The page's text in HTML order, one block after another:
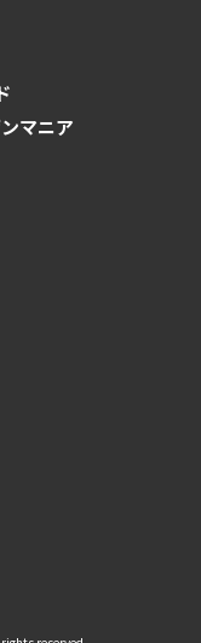
マニア